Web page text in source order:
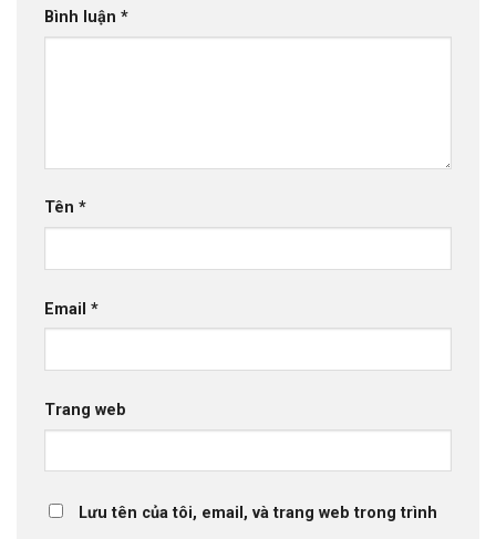
Bình luận *
Tên *
Email *
Trang web
Lưu tên của tôi, email, và trang web trong trình